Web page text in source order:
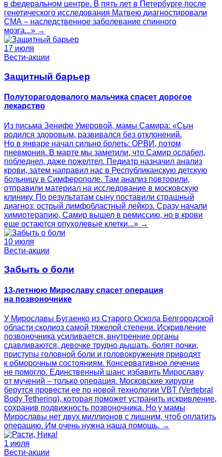
в федеральном центре. В пять лет в Петербурге после
генетического исследования Матвею диагностировали
СМА – наследственное заболевание спинного
мозга...» →
17 июля
Вести-акции
Защитный барьер
Полуторагодовалого мальчика спасет дорогое
лекарство
Из письма Зенифе Умеровой, мамы Самира: «Сын
родился здоровым, развивался без отклонений.
Но в январе начал сильно болеть: ОРВИ, потом
пневмония. В марте мы заметили, что Самир ослабел,
побледнел, даже пожелтел. Педиатр назначил анализ
крови, затем направил нас в Республиканскую детскую
больницу в Симферополе. Там анализ повторили,
отправили материал на исследование в московскую
клинику. По результатам сыну поставили страшный
диагноз: острый лимфобластный лейкоз. Сразу начали
химиотерапию, Самир вышел в ремиссию, но в крови
еще остаются опухолевые клетки...» →
10 июля
Вести-акции
Забыть о боли
13-летнюю Мирославу спасет операция
на позвоночнике
У Мирославы Бугаенко из Старого Оскола Белгородской
области сколиоз самой тяжелой степени. Искривление
позвоночника усиливается, внутренние органы
сдавливаются, девочке трудно дышать, болят почки,
приступы головной боли и головокружения приводят
к обморочным состояниям. Консервативное лечение
не помогло. Единственный шанс избавить Мирославу
от мучений – только операция. Московские хирурги
берутся провести ее по новой технологии VBT (Vertebral
Body Tethering), которая поможет устранить искривление,
сохранив подвижность позвоночника. Но у мамы
Мирославы нет двух миллионов с лишним, чтоб оплатить
операцию. Им очень нужна наша помощь. →
1 июля
Вести-акции